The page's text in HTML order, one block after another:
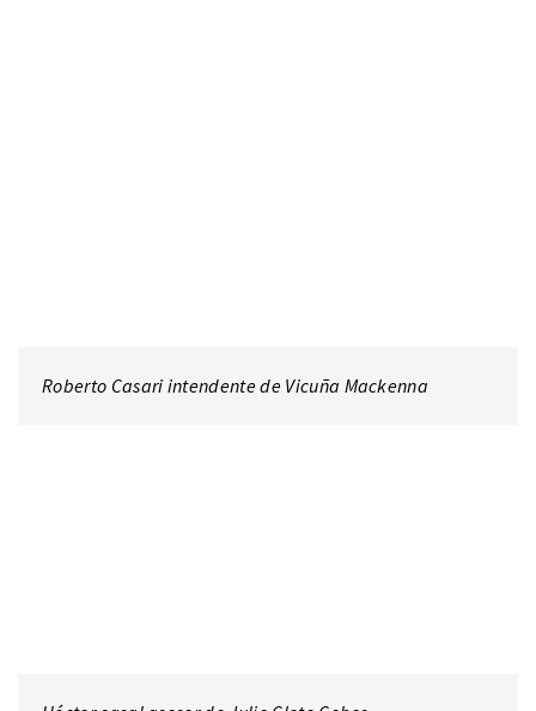
Roberto Casari intendente de Vicuña Mackenna